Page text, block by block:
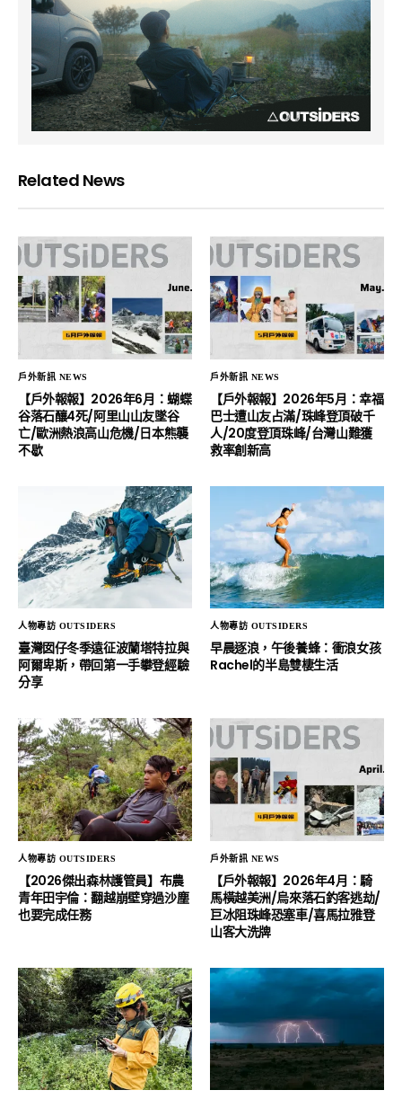
Related News
戶外新訊 NEWS
【戶外報報】2026年6月：蝴蝶
谷落石釀4死/阿里山山友墜谷
亡/歐洲熱浪高山危機/日本熊襲
不歇
戶外新訊 NEWS
【戶外報報】2026年5月：幸福
巴士遭山友占滿/珠峰登頂破千
人/20度登頂珠峰/台灣山難獲
救率創新高
人物專訪 OUTSIDERS
臺灣囡仔冬季遠征波蘭塔特拉與
阿爾卑斯，帶回第一手攀登經驗
分享
人物專訪 OUTSIDERS
早晨逐浪，午後養蜂：衝浪女孩
Rachel的半島雙棲生活
人物專訪 OUTSIDERS
【2026傑出森林護管員】布農
青年田宇倫：翻越崩壁穿過沙塵
也要完成任務
戶外新訊 NEWS
【戶外報報】2026年4月：騎
馬橫越美洲/烏來落石釣客逃劫/
巨冰阻珠峰恐塞車/喜馬拉雅登
山客大洗牌